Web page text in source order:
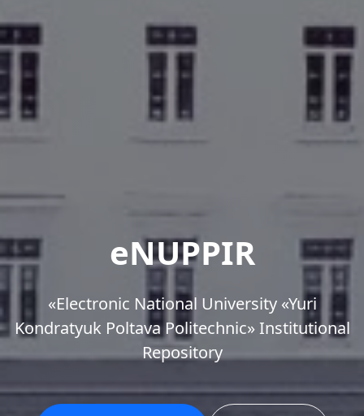
eNUPPIR
«Еlectronic National University «Yuri
Kondratyuk Poltava Politechnic» Institutional
Repository